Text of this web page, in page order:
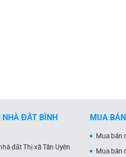
NHÀ ĐẤT BÌNH
đất Thị xã Tân Uyên
MUA
Mua bán
Mua bán